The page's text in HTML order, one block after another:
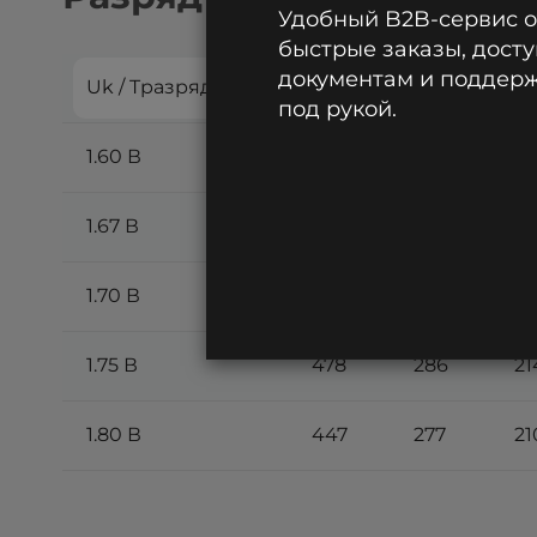
Uk / Tразряда 1 ч 2 ч 3
1.60 В
1.67 В
1.70 В
1.75 В 478 286
1.80 В 447 277
Удобный B2B-сервис
быстрые заказы,
документам и
под рукой.